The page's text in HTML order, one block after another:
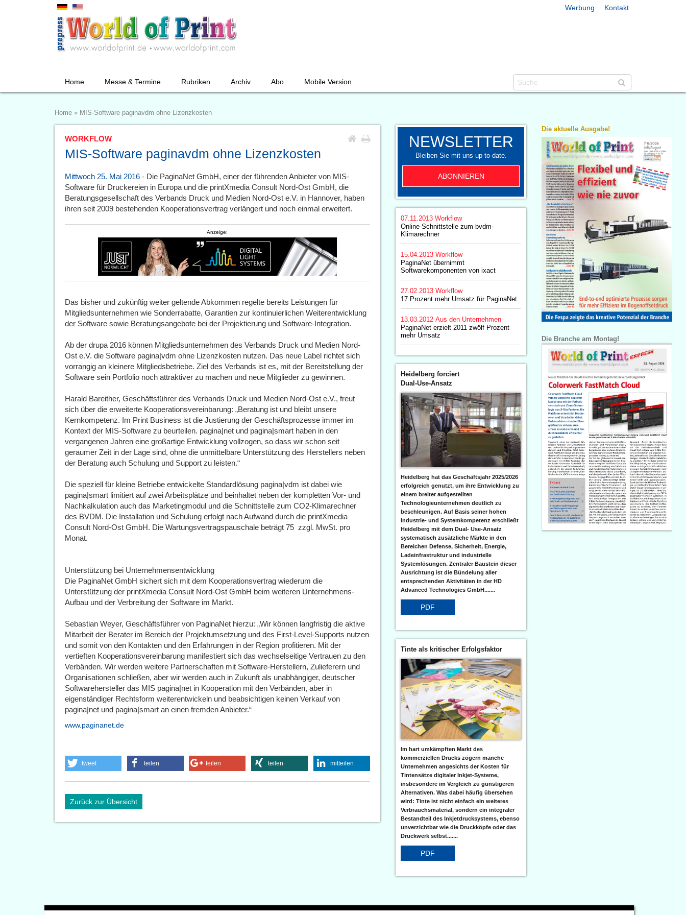
Werbung Kontakt
Home Messe & Termine Rubriken Archiv Abo Mobile Version
Home » MIS-Software paginavdm ohne Lizenzkosten
WORKFLOW
MIS-Software paginavdm ohne Lizenzkosten
Mittwoch 25. Mai 2016 - Die PaginaNet GmbH, einer der führenden Anbieter von MIS-
Software für Druckereien in Europa und die printXmedia Consult Nord-Ost GmbH, die
Beratungsgesellschaft des Verbands Druck und Medien Nord-Ost e.V. in Hannover, haben
ihren seit 2009 bestehenden Kooperationsvertrag verlängert und noch einmal erweitert.
Anzeige:
Das bisher und zukünftig weiter geltende Abkommen regelte bereits Leistungen für
Mitgliedsunternehmen wie Sonderrabatte, Garantien zur kontinuierlichen Weiterentwicklung
der Software sowie Beratungsangebote bei der Projektierung und Software-Integration.
Ab der drupa 2016 können Mitgliedsunternehmen des Verbands Druck und Medien Nord-
Ost e.V. die Software pagina|vdm ohne Lizenzkosten nutzen. Das neue Label richtet sich
vorrangig an kleinere Mitgliedsbetriebe. Ziel des Verbands ist es, mit der Bereitstellung der
Software sein Portfolio noch attraktiver zu machen und neue Mitglieder zu gewinnen.
Harald Bareither, Geschäftsführer des Verbands Druck und Medien Nord-Ost e.V., freut
sich über die erweiterte Kooperationsvereinbarung: „Beratung ist und bleibt unsere
Kernkompetenz. Im Print Business ist die Justierung der Geschäftsprozesse immer im
Kontext der MIS-Software zu beurteilen. pagina|net und pagina|smart haben in den
vergangenen Jahren eine großartige Entwicklung vollzogen, so dass wir schon seit
geraumer Zeit in der Lage sind, ohne die unmittelbare Unterstützung des Herstellers neben
der Beratung auch Schulung und Support zu leisten.“
Die speziell für kleine Betriebe entwickelte Standardlösung pagina|vdm ist dabei wie
pagina|smart limitiert auf zwei Arbeitsplätze und beinhaltet neben der kompletten Vor- und
Nachkalkulation auch das Marketingmodul und die Schnittstelle zum CO2-Klimarechner
des BVDM. Die Installation und Schulung erfolgt nach Aufwand durch die printXmedia
Consult Nord-Ost GmbH. Die Wartungsvertragspauschale beträgt 75  zzgl. MwSt. pro
Monat.
Unterstützung bei Unternehmensentwicklung
Die PaginaNet GmbH sichert sich mit dem Kooperationsvertrag wiederum die
Unterstützung der printXmedia Consult Nord-Ost GmbH beim weiteren Unternehmens-
Aufbau und der Verbreitung der Software im Markt.
Sebastian Weyer, Geschäftsführer von PaginaNet hierzu: „Wir können langfristig die aktive
Mitarbeit der Berater im Bereich der Projektumsetzung und des First-Level-Supports nutzen
und somit von den Kontakten und den Erfahrungen in der Region profitieren. Mit der
vertieften Kooperationsvereinbarung manifestiert sich das wechselseitige Vertrauen zu den
Verbänden. Wir werden weitere Partnerschaften mit Software-Herstellern, Zulieferern und
Organisationen schließen, aber wir werden auch in Zukunft als unabhängiger, deutscher
Softwarehersteller das MIS pagina|net in Kooperation mit den Verbänden, aber in
eigenständiger Rechtsform weiterentwickeln und beabsichtigen keinen Verkauf von
pagina|net und pagina|smart an einen fremden Anbieter.“
www.paginanet.de
tweet teilen teilen teilen mitteilen
Zurück zur Übersicht
NEWSLETTER
Bleiben Sie mit uns up-to-date.
ABONNIEREN
07.11.2013 Workflow
Online-Schnittstelle zum bvdm-
Klimarechner
15.04.2013 Workflow
PaginaNet übernimmt
Softwarekomponenten von ixact
27.02.2013 Workflow
17 Prozent mehr Umsatz für PaginaNet
13.03.2012 Aus den Unternehmen
PaginaNet erzielt 2011 zwölf Prozent
mehr Umsatz
Heidelberg forciert
Dual-Use-Ansatz
Heidelberg hat das Geschäftsjahr 2025/2026
erfolgreich genutzt, um ihre Entwicklung zu
einem breiter aufgestellten
Technologieunternehmen deutlich zu
beschleunigen. Auf Basis seiner hohen
Industrie- und Systemkompetenz erschließt
Heidelberg mit dem Dual- Use-Ansatz
systematisch zusätzliche Märkte in den
Bereichen Defense, Sicherheit, Energie,
Ladeinfrastruktur und industrielle
Systemlösungen. Zentraler Baustein dieser
Ausrichtung ist die Bündelung aller
entsprechenden Aktivitäten in der HD
Advanced Technologies GmbH.......
PDF
Tinte als kritischer Erfolgsfaktor
Im hart umkämpften Markt des
kommerziellen Drucks zögern manche
Unternehmen angesichts der Kosten für
Tintensätze digitaler Inkjet-Systeme,
insbesondere im Vergleich zu günstigeren
Alternativen. Was dabei häufig übersehen
wird: Tinte ist nicht einfach ein weiteres
Verbrauchsmaterial, sondern ein integraler
Bestandteil des Inkjetdrucksystems, ebenso
unverzichtbar wie die Druckköpfe oder das
Druckwerk selbst.......
PDF
Die aktuelle Ausgabe!
Die Branche am Montag!